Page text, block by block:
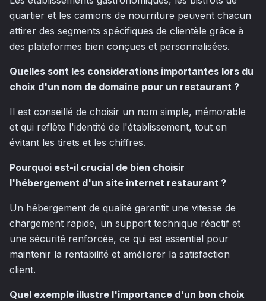
quartier et les camions de nourriture peuvent chacun
attirer des segments spécifiques de clientèle grâce à
des plateformes bien conçues et personnalisées.
Quelles sont les considérations importantes lors du
choix d'un nom de domaine pour un restaurant ?
Il est conseillé de choisir un nom simple, mémorable
et qui reflète l'identité de l'établissement, tout en
évitant les tirets et les chiffres.
Pourquoi est-il crucial de bien choisir
l'hébergement d'un site internet restaurant ?
Un hébergement de qualité garantit une vitesse de
chargement rapide, un support technique réactif et
une sécurité renforcée, ce qui est essentiel pour
maintenir la rentabilité et améliorer la satisfaction
client.
Quel exemple illustre l'importance d'un bon choix